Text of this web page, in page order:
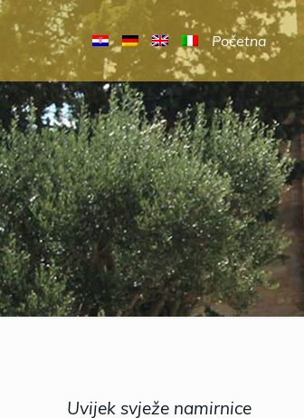
Početna
Uvijek svježe namirnice